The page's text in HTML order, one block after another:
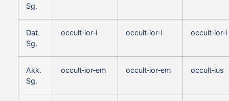
Sg.
Dat.
Sg.
occult‑ior‑i occult‑ior‑i occult‑ior‑i
Akk.
Sg.
occult‑ior‑em occult‑ior‑em occult‑ius